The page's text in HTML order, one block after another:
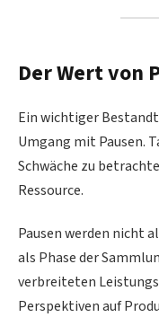
Der Wert von
Ein wichtiger
Umgang mit Pausen.
Schwäche zu
Ressource.
Pausen werden nicht
als Phase der
verbreiteten
Perspektiven auf